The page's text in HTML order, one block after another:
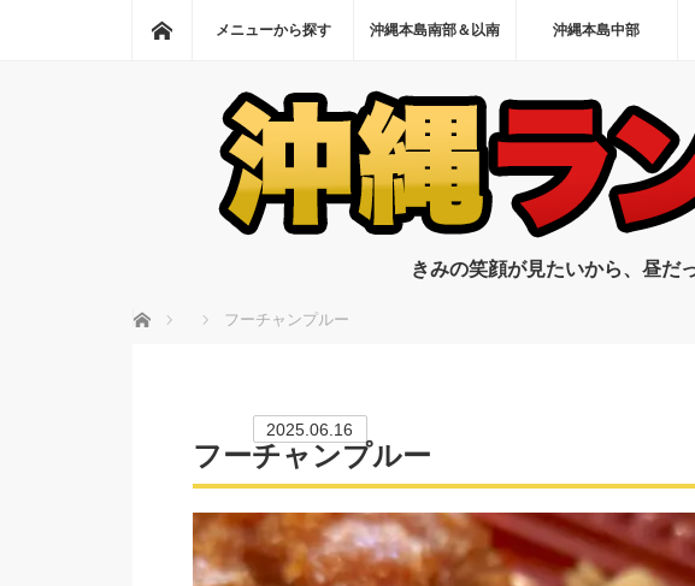
ホーム
メニューから探す 沖縄本島南部＆以南 沖縄本島中部
きみの笑顔が見たいから、昼だ
ホーム フーチャンプルー
2025.06.16
フーチャンプルー